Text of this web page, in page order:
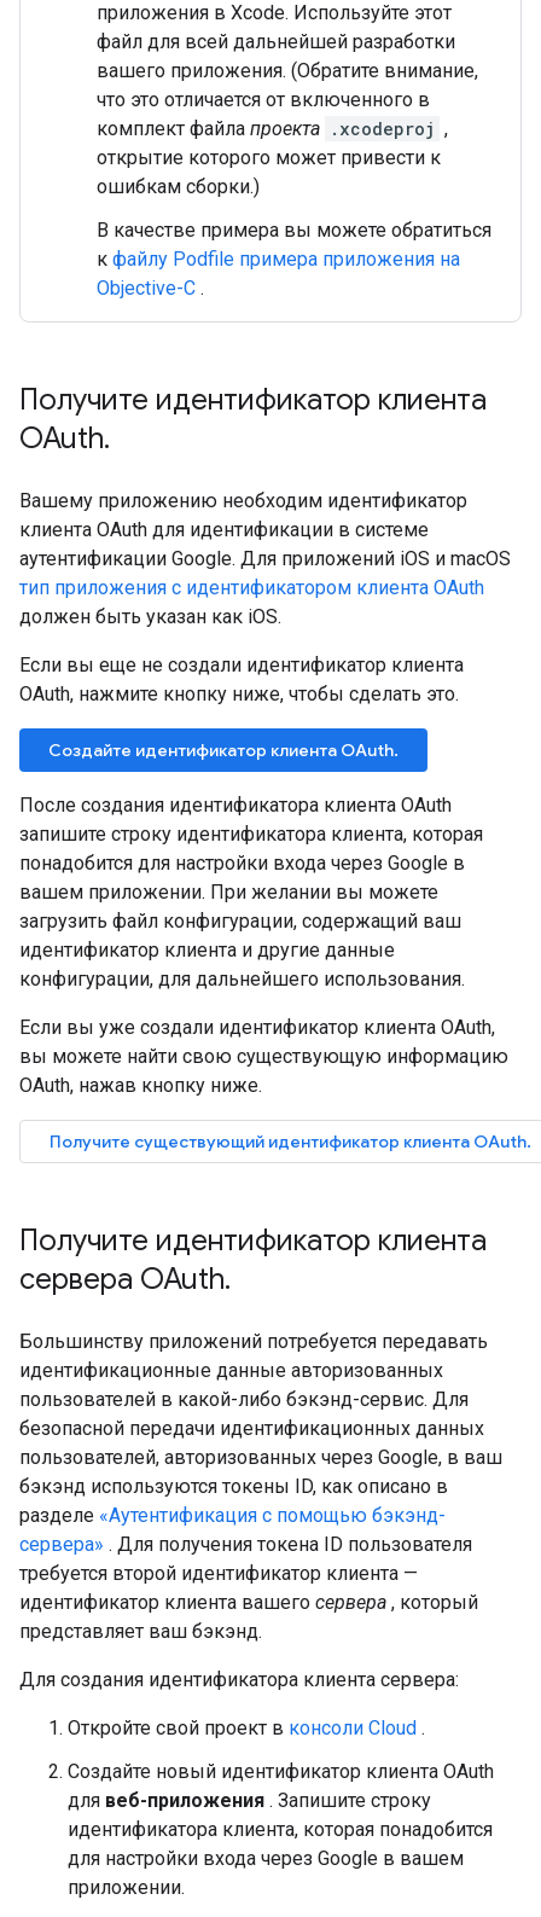
приложения в Xcode. Используйте этот
файл для всей дальнейшей разработки
вашего приложения. (Обратите внимание,
что это отличается от включенного в
комплект файла проекта .xcodeproj ,
открытие которого может привести к
ошибкам сборки.)
В качестве примера вы можете обратиться
к файлу Podfile примера приложения на
Objective-C .
Получите идентификатор клиента
OAuth.
Вашему приложению необходим идентификатор
клиента OAuth для идентификации в системе
аутентификации Google. Для приложений iOS и macOS
тип приложения с идентификатором клиента OAuth
должен быть указан как iOS.
Если вы еще не создали идентификатор клиента
OAuth, нажмите кнопку ниже, чтобы сделать это.
Создайте идентификатор клиента OAuth.
После создания идентификатора клиента OAuth
запишите строку идентификатора клиента, которая
понадобится для настройки входа через Google в
вашем приложении. При желании вы можете
загрузить файл конфигурации, содержащий ваш
идентификатор клиента и другие данные
конфигурации, для дальнейшего использования.
Если вы уже создали идентификатор клиента OAuth,
вы можете найти свою существующую информацию
OAuth, нажав кнопку ниже.
Получите существующий идентификатор клиента OAuth.
Получите идентификатор клиента
сервера OAuth.
Большинству приложений потребуется передавать
идентификационные данные авторизованных
пользователей в какой-либо бэкэнд-сервис. Для
безопасной передачи идентификационных данных
пользователей, авторизованных через Google, в ваш
бэкэнд используются токены ID, как описано в
разделе «Аутентификация с помощью бэкэнд-
сервера» . Для получения токена ID пользователя
требуется второй идентификатор клиента —
идентификатор клиента вашего сервера , который
представляет ваш бэкэнд.
Для создания идентификатора клиента сервера:
Откройте свой проект в консоли Cloud .
Создайте новый идентификатор клиента OAuth
для веб-приложения . Запишите строку
идентификатора клиента, которая понадобится
для настройки входа через Google в вашем
приложении.